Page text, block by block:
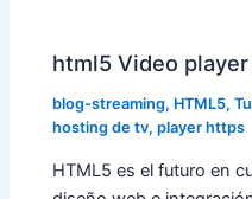
html5 Video
blog-streaming, HTML5,
hosting de tv,player https
HTML5 es el futuro en